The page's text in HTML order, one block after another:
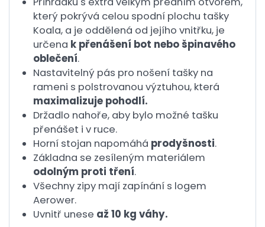
který pokrývá celou spodní plochu tašky
Koala, a je oddělená od jejího vnitřku, je
určena k přenášení bot nebo špinavého
oblečení.
Nastavitelný pás pro nošení tašky na
rameni s polstrovanou výztuhou, která
maximalizuje pohodlí.
Držadlo nahoře, aby bylo možné tašku
přenášet i v ruce.
Horní stojan napomáhá prodyšnosti.
Základna se zesíleným materiálem
odolným proti tření.
Všechny zipy mají zapínání s logem
Aerower.
Uvnitř unese až 10 kg váhy.